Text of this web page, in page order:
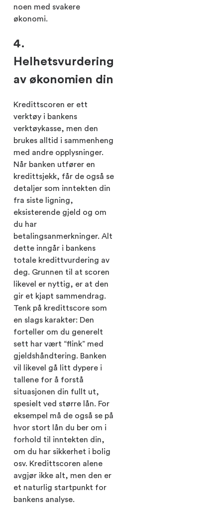
noen med svakere
økonomi.
4.
Helhetsvurdering
av økonomien din
Kredittscoren er ett
verktøy i bankens
verktøykasse, men den
brukes alltid i sammenheng
med andre opplysninger.
Når banken utfører en
kredittsjekk, får de også se
detaljer som inntekten din
fra siste ligning,
eksisterende gjeld og om
du har
betalingsanmerkninger. Alt
dette inngår i bankens
totale kredittvurdering av
deg. Grunnen til at scoren
likevel er nyttig, er at den
gir et kjapt sammendrag.
Tenk på kredittscore som
en slags karakter: Den
forteller om du generelt
sett har vært “flink” med
gjeldshåndtering. Banken
vil likevel gå litt dypere i
tallene for å forstå
situasjonen din fullt ut,
spesielt ved større lån. For
eksempel må de også se på
hvor stort lån du ber om i
forhold til inntekten din,
om du har sikkerhet i bolig
osv. Kredittscoren alene
avgjør ikke alt, men den er
et naturlig startpunkt for
bankens analyse.